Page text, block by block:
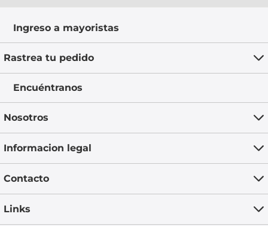
Ingreso a mayoristas
Rastrea tu pedido
Encuéntranos
Nosotros
Informacion legal
Contacto
Links